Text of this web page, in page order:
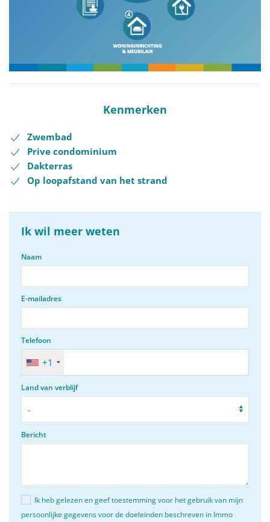
Kenmerken
Zwembad
Prive condominium
Dakterras
Op loopafstand van het strand
Ik wil meer weten
Naam
E-mailadres
Telefoon
+1
Land van verblijf
Bericht
Ik heb gelezen en geef toestemming voor het gebruik van mijn
persoonlijke gegevens voor de doeleinden beschreven in Immo